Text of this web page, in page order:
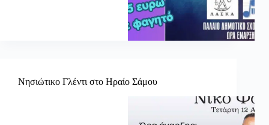
Νησιώτικο Γλέντι στο Ηραίο Σάμου